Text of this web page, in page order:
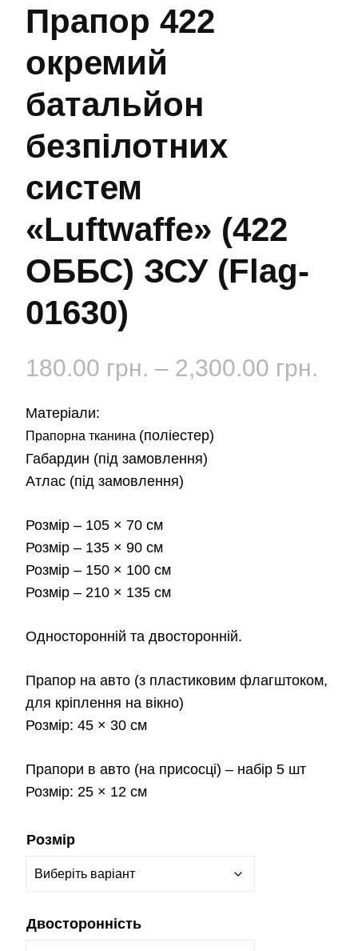
Прапор 422
окремий
батальйон
безпілотних
систем
«Luftwaffe» (422
ОББС) ЗСУ (Flag-
01630)
180.00 грн. – 2,300.00 грн.
Матеріали:
Прапорна тканина (поліестер)
Габардин (під замовлення)
Атлас (під замовлення)
Розмір – 105 × 70 см
Розмір – 135 × 90 см
Розмір – 150 × 100 см
Розмір – 210 × 135 см
Односторонній та двосторонній.
Прапор на авто (з пластиковим флагштоком,
для кріплення на вікно)
Розмір: 45 × 30 см
Прапори в авто (на присосці) – набір 5 шт
Розмір: 25 × 12 см
Розмір
Двосторонність